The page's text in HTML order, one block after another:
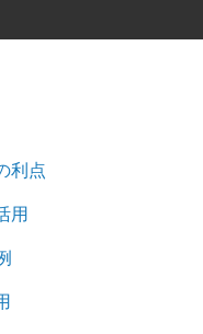
利点
用